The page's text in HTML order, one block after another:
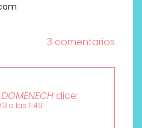
3 comentarios
dice:
a las 11:49